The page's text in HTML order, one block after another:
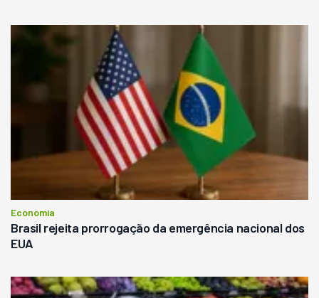
Economia
Brasil rejeita prorrogação da emergência nacional dos
EUA